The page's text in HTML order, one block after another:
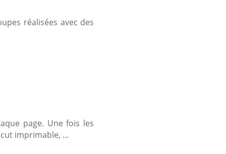
réalisées avec des
page. Une fois les
imprimable, …